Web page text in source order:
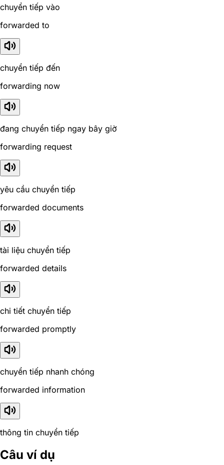
chuyển tiếp vào
forwarded to
chuyển tiếp đến
forwarding now
đang chuyển tiếp ngay bây giờ
forwarding request
yêu cầu chuyển tiếp
forwarded documents
tài liệu chuyển tiếp
forwarded details
chi tiết chuyển tiếp
forwarded promptly
chuyển tiếp nhanh chóng
forwarded information
thông tin chuyển tiếp
Câu ví dụ